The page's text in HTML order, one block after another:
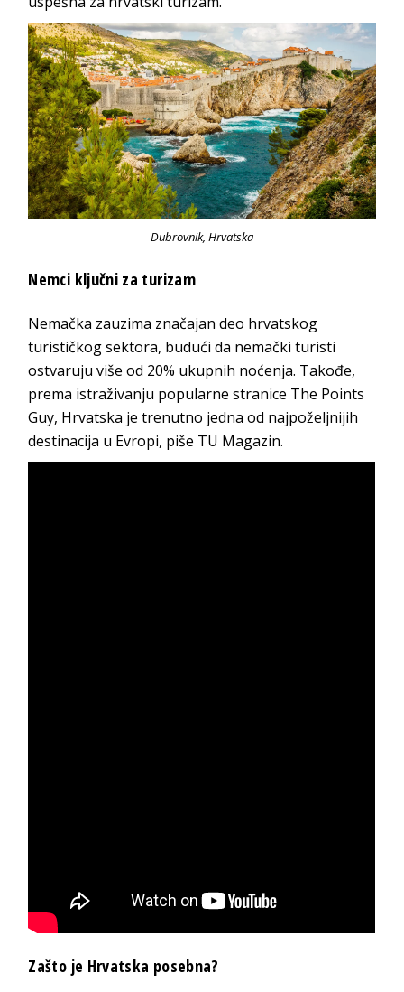
Dubrovnik, Hrvatska
Nemci ključni za turizam
Nemačka zauzima značajan deo hrvatskog
turističkog sektora, budući da nemački turisti
ostvaruju više od 20% ukupnih noćenja. Takođe,
prema istraživanju popularne stranice The Points
Guy, Hrvatska je trenutno jedna od najpoželjnijih
destinacija u Evropi, piše TU Magazin.
Zašto je Hrvatska posebna?